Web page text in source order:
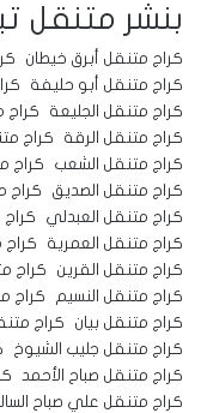
بنشر متنقل
كراج متنقل أبرق خيطان
كراج متنقل أبو حليفة
كراج متنقل الجليعة
كراج
كراج متنقل الرقة
كراج
كراج متنقل الشعب
كراج
كراج متنقل الصديق
كراج
كراج متنقل العبدلي
كراج
كراج متنقل العمرية
كراج
كراج متنقل القرين
كراج
كراج متنقل النسيم
كراج
كراج متنقل بيان
كراج
كراج متنقل جليب الشيوخ
كراج متنقل صباح الأحمد
كراج متنقل علي صباح